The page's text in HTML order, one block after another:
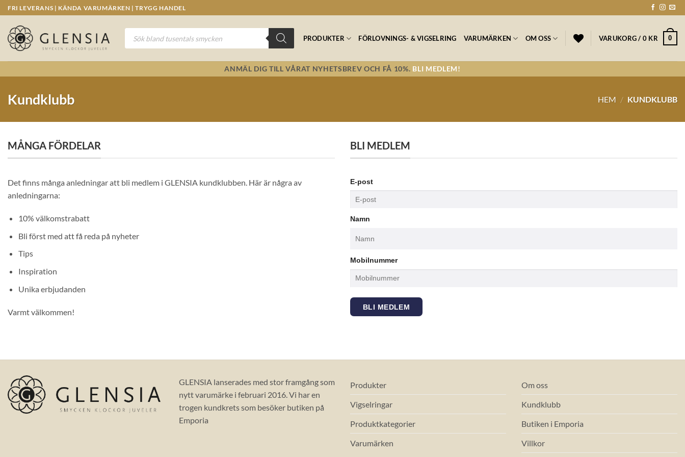
Skip
to
content
FRI LEVERANS | KÄNDA VARUMÄRKEN | TRYGG HANDEL
Produktsökning
PRODUKTER FÖRLOVNINGS- & VIGSELRING VARUMÄRKEN OM OSS VARUKORG / 0 KR 0
ANMÄL DIG TILL VÅRAT NYHETSBREV OCH FÅ 10%. BLI MEDLEM!
Kundklubb HEM / KUNDKLUBB
MÅNGA FÖRDELAR
Det finns många anledningar att bli medlem i GLENSIA kundklubben. Här är några av
anledningarna:
10% välkomstrabatt
Bli först med att få reda på nyheter
Tips
Inspiration
Unika erbjudanden
Varmt välkommen!
BLI MEDLEM
E-post
Namn
Mobilnummer
BLI MEDLEM
GLENSIA lanserades med stor framgång som
nytt varumärke i februari 2016. Vi har en
trogen kundkrets som besöker butiken på
Emporia
Produkter
Vigselringar
Produktkategorier
Varumärken
Om oss
Kundklubb
Butiken i Emporia
Villkor